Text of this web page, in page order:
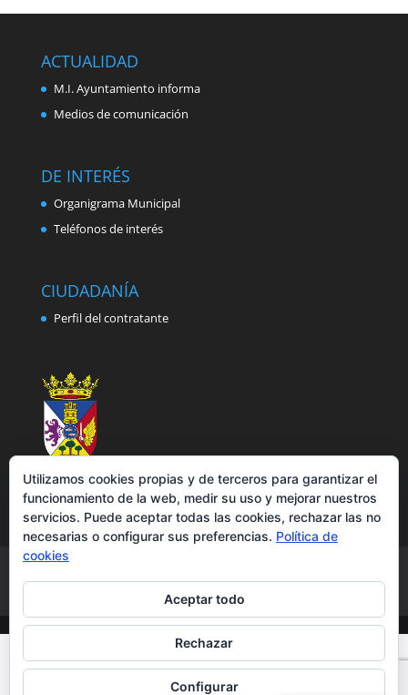
ACTUALIDAD
M.I. Ayuntamiento informa
Medios de comunicación
DE INTERÉS
Organigrama Municipal
Teléfonos de interés
CIUDADANÍA
Perfil del contratante
Política de cookies
Accesibilidad
Utilizamos cookies propias y de terceros para garantizar el
funcionamiento de la web, medir su uso y mejorar nuestros
servicios. Puede aceptar todas las cookies, rechazar las no
necesarias o configurar sus preferencias. Política de
cookies
Aceptar todo
Rechazar
Configurar